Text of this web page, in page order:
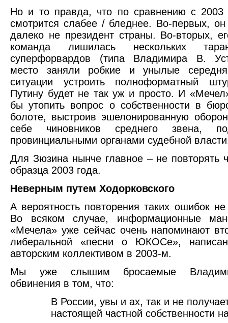
Но и то правда, что по сравнению с 2003
смотрится слабее / бледнее. Во-первых,
далеко не президент страны. Во-вторых,
команда лишилась нескольких
суперфорвардов (типа Владимира В.
место заняли робкие и унылые
ситуации устроить полноформатный
Путину будет не так уж и просто. И
бы утопить вопрос о собственности в
болоте, выстроив эшелонированную
себе чиновников среднего звена,
провинциальными органами судебной
Для Зюзина нынче главное – не повторять
образца 2003 года.
Неверным путем Ходорковского
А вероятность повторения таких ошибок
Во всяком случае, информационные
«Мечела» уже сейчас очень напоминают
либеральной «песни о ЮКОСе»,
авторским коллективом в 2003-м.
Мы уже слышим бросаемые
обвинения в том, что:
В России, увы и ах, так и не
настоящей частной собственности